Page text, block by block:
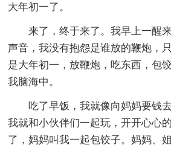
大年初一了。
来了，终于来了。我早上一醒来
声音，我没有抱怨是谁放的鞭炮，
是大年初一，放鞭炮，吃东西，包
我脑海中。
吃了早饭，我就像向妈妈要钱去
我就和小伙伴们一起玩，开开心心
了，妈妈叫我一起包饺子。妈妈、